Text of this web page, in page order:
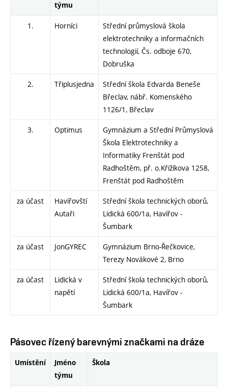
týmu
1. Horníci
Střední průmyslová škola
elektrotechniky a informačních
technologií, Čs. odboje 670,
Dobruška
2. Třiplusjedna
Střední škola Edvarda Beneše
Břeclav, nábř. Komenského
1126/1, Břeclav
3. Optimus
Gymnázium a Střední Průmyslová
Škola Elektrotechniky a
Informatiky Frenštát pod
Radhoštěm, př. o.Křižíkova 1258,
Frenštát pod Radhoštěm
za účast
Havířovští
Autaři
Střední škola technických oborů,
Lidická 600/1a, Havířov -
Šumbark
za účast JonGYREC
Gymnázium Brno-Řečkovice,
Terezy Novákové 2, Brno
za účast
Lidická v
napětí
Střední škola technických oborů,
Lidická 600/1a, Havířov -
Šumbark
Pásovec řízený barevnými značkami na dráze
Umístění
Jméno
týmu
Škola